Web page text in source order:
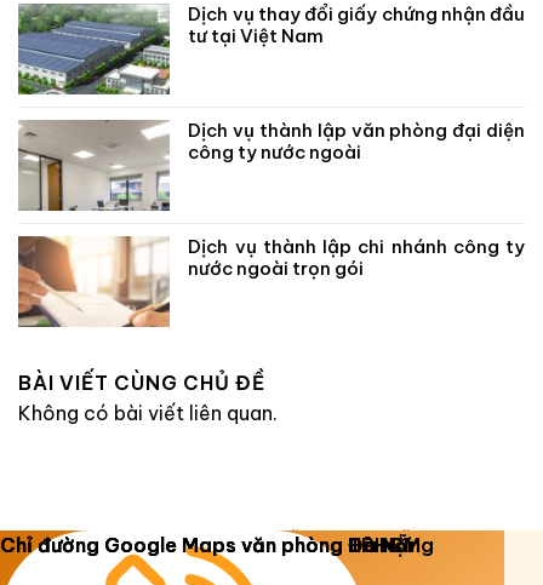
Dịch vụ thay đổi giấy chứng nhận đầu
tư tại Việt Nam
Dịch vụ thành lập văn phòng đại diện
công ty nước ngoài
Dịch vụ thành lập chi nhánh công ty
nước ngoài trọn gói
BÀI VIẾT CÙNG CHỦ ĐỀ
Không có bài viết liên quan.
Copyright 2026 © Luật Dương Gia